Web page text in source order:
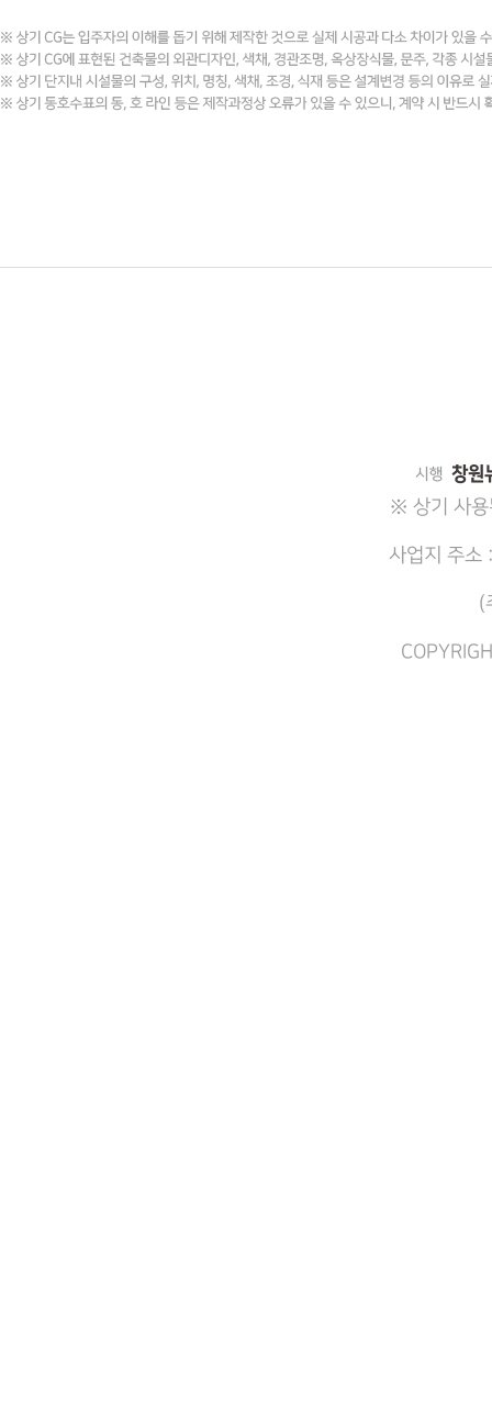
※ 상기 사용
사업지 주소
(